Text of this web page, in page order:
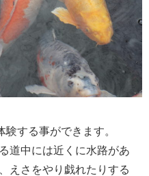
する事ができます。
道中には近くに水路があ
えさをやり戯れたりする